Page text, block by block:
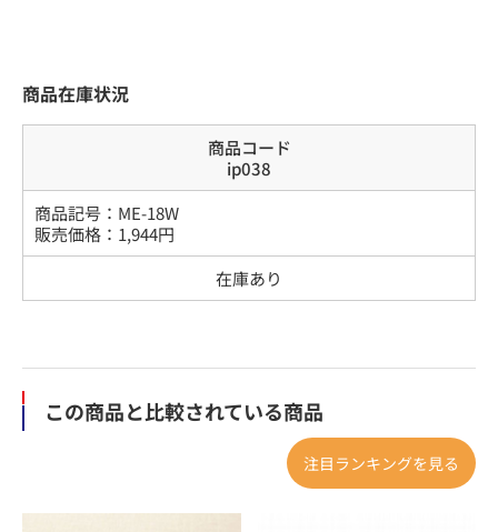
商品在庫状況
商品コード
ip038
商品記号： ME-18W
販売価格： 1,944円
在庫あり
この商品と比較されている商品
注目ランキングを見る